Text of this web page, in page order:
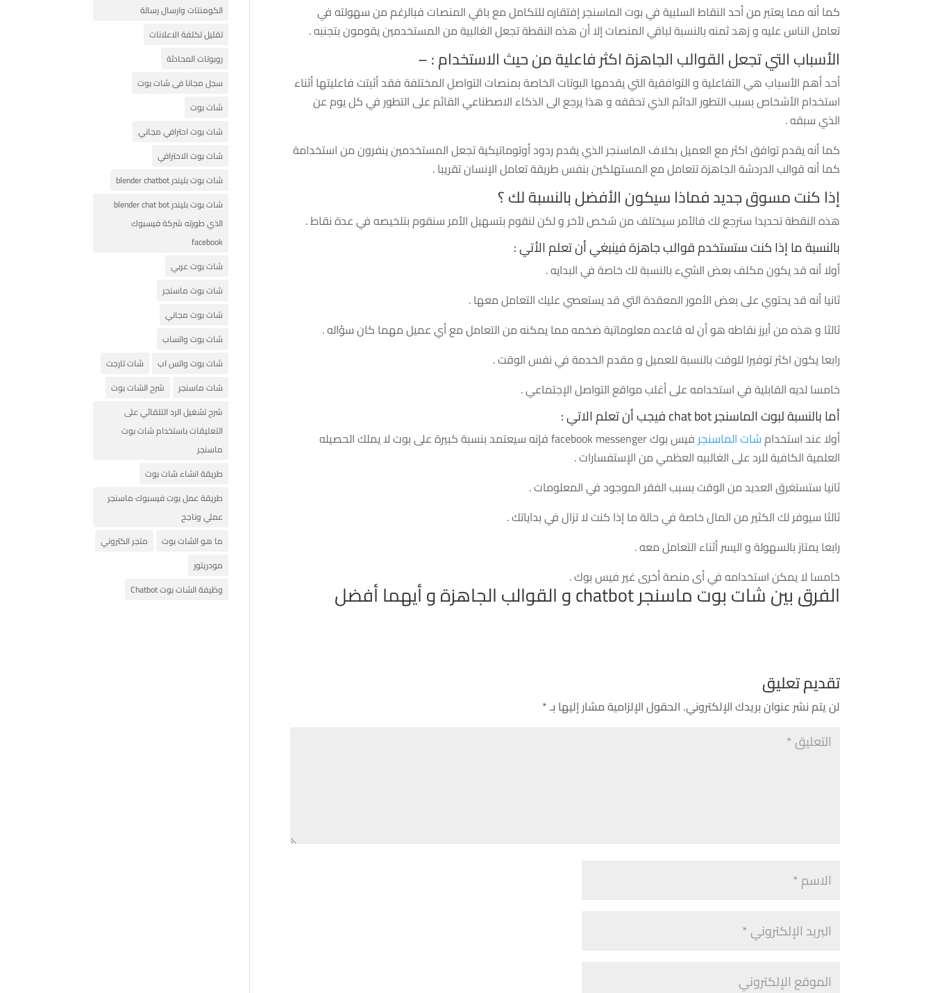
كما أنه مما يعتبر من أحد النقاط السلبية في بوت الماسنجر إفتقاره للتكامل مع باقي المنصات فبالرغم من سهولته في
تعامل الناس عليه و زهد ثمنه بالنسبة لباقي المنصات إلا أن هذه النقطة تجعل الغالبية من المستخدمين يقومون بتجنبه .
الأسباب التي تجعل القوالب الجاهزة اكثر فاعلية من حيث الاستخدام : –
أحد أهم الأسباب هي التفاعلية و التوافقية التي يقدمها البوتات الخاصة بمنصات التواصل المختلفة فقد أثبتت فاعليتها أثناء
استخدام الأشخاص بسبب التطور الدائم الذي تحققه و هذا يرجع الى الذكاء الاصطناعي القائم على التطور في كل يوم عن
الذي سبقه .
كما أنه يقدم توافق اكثر مع العميل بخلاف الماسنجر الذي يقدم ردود أوتوماتيكية تجعل المستخدمين ينفرون من استخدامة
كما أنه قوالب الدردشة الجاهزة تتعامل مع المستهلكين بنفس طريقة تعامل الإنسان تقريبا .
إذا كنت مسوق جديد فماذا سيكون الأفضل بالنسبة لك ؟
هذه النقطة تحديدا سترجع لك فالأمر سيختلف من شخص لأخر و لكن لنقوم بتسهيل الأمر سنقوم بتلخيصه في عدة نقاط .
بالنسبة ما إذا كنت ستستخدم قوالب جاهزة فينبغي أن تعلم الأتي :
أولا أنه قد يكون مكلف بعض الشيء بالنسبة لك خاصة في البدايه .
ثانيا أنه قد يحتوي على بعض الأمور المعقدة التي قد يستعصي عليك التعامل معها .
ثالثا و هذه من أبرز نقاطه هو أن له قاعده معلوماتية ضخمه مما يمكنه من التعامل مع أي عميل مهما كان سؤاله .
رابعا يكون اكثر توفيرا للوقت بالنسبة للعميل و مقدم الخدمة في نفس الوقت .
خامسا لديه القابلية في استخدامه على أغلب مواقع التواصل الإجتماعي .
أما بالنسبة لبوت الماسنجر chat bot فيجب أن تعلم الاتي :
أولا عند استخدامشات الماسنجر
فيس بوك facebook messenger فإنه سيعتمد بنسبة كبيرة على بوت لا يملك الحصيله
العلمية الكافية للرد على الغالبيه العظمي من الإستفسارات .
ثانيا ستستغرق العديد من الوقت بسبب الفقر الموجود في المعلومات .
ثالثا سيوفر لك الكثير من المال خاصة في حالة ما إذا كنت لا تزال في بداياتك .
رابعا يمتاز بالسهولة و اليسر أثناء التعامل معه .
خامسا لا يمكن استخدامه في أى منصة أخرى غير فيس بوك .
الفرق بين شات بوت ماسنجر chatbot و القوالب الجاهزة و أيهما أفضل
تقديم تعليق
لن يتم نشر عنوان بريدك الإلكتروني. الحقول الإلزامية مشار إليها بـ*
الكومنتات وارسال رسالة
تقليل تكلفة الاعلانات
روبوتات المحادثة
سجل مجانا فى شات بوت
شات بوت
شات بوت احترافي مجاني
شات بوت الاحترافي
شات بوت بليندر blender chatbot
شات بوت بليندر blender chat bot
الذي طورته شركة فيسبوك
facebook
شات بوت عربي
شات بوت ماسنجر
شات بوت مجاني
شات بوت واتساب
شات بوت واتس اب
شات تارجت
شات ماسنجر
شرح الشات بوت
شرح تشغيل الرد التلقائي على
التعليقات باستخدام شات بوت
ماسنجر
طريقة انشاء شات بوت
طريقة عمل بوت فيسبوك ماسنجر
عملي وناجح
ما هو الشات بوت
متجر الكتروني
مودريتور
وظيفة الشات بوت Chatbot